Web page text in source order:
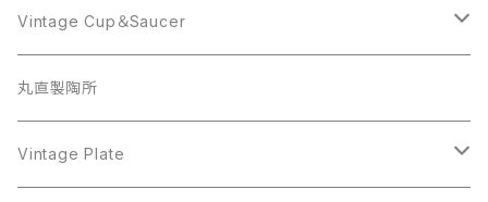
BSK
Cerrito
Sarah Coventry
植物モチーフ
Trifari
Beatrix
BSK
Coro
Lisner
Sarah Coventry
Richelieu
Monet
Napier
Richelieu
Glass
iittala
arcopal
CupSaucer
BAVARIA
Milk Pot
Vintage Cup＆Saucer
BAVARIA
Mosa
丸直製陶所
Vintage Plate